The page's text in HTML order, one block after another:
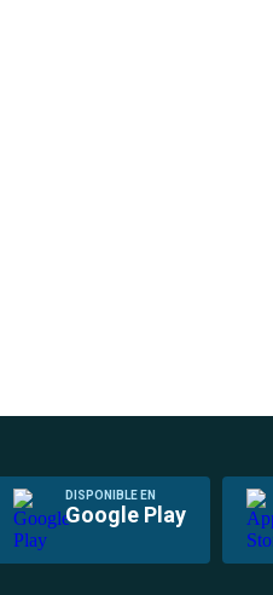
DISPONIBLE EN
Google Play